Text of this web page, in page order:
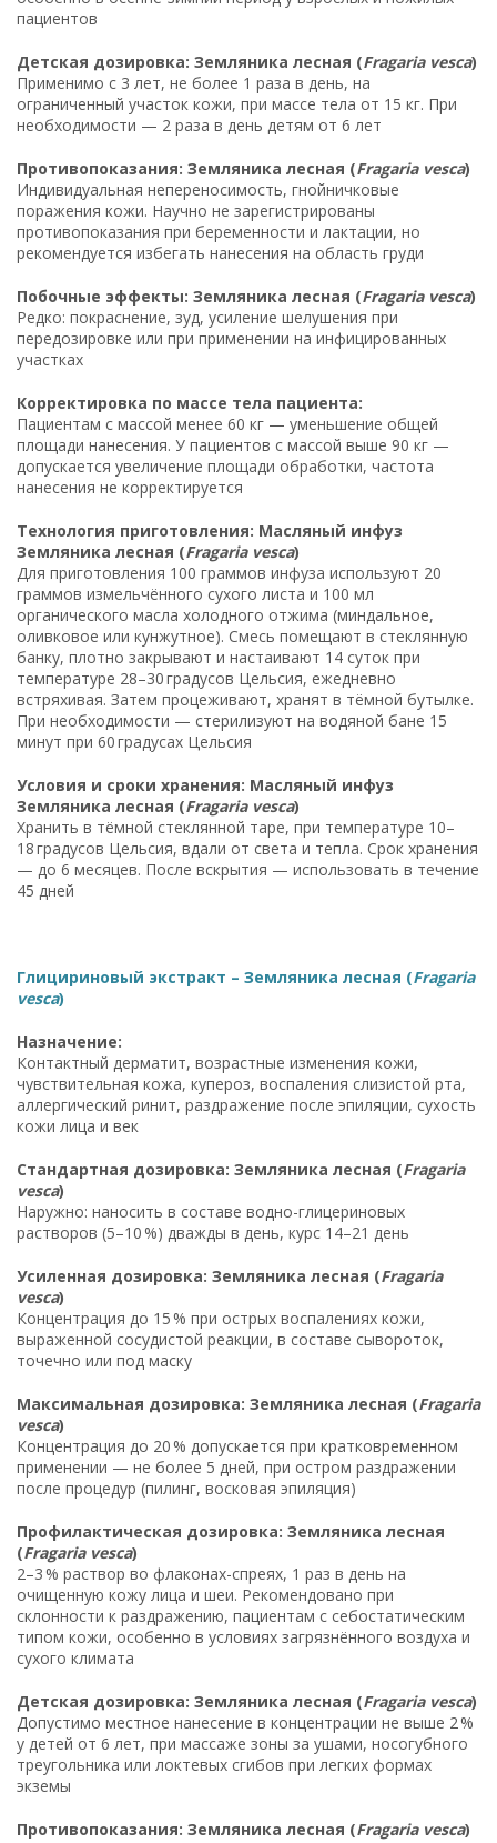
пациентов
Детская дозировка: Земляника лесная (Fragaria vesca)
Применимо с 3 лет, не более 1 раза в день, на
ограниченный участок кожи, при массе тела от 15 кг. При
необходимости — 2 раза в день детям от 6 лет
Противопоказания: Земляника лесная (Fragaria vesca)
Индивидуальная непереносимость, гнойничковые
поражения кожи. Научно не зарегистрированы
противопоказания при беременности и лактации, но
рекомендуется избегать нанесения на область груди
Побочные эффекты: Земляника лесная (Fragaria vesca)
Редко: покраснение, зуд, усиление шелушения при
передозировке или при применении на инфицированных
участках
Корректировка по массе тела пациента:
Пациентам с массой менее 60 кг — уменьшение общей
площади нанесения. У пациентов с массой выше 90 кг —
допускается увеличение площади обработки, частота
нанесения не корректируется
Технология приготовления: Масляный инфуз
Земляника лесная (Fragaria vesca)
Для приготовления 100 граммов инфуза используют 20
граммов измельчённого сухого листа и 100 мл
органического масла холодного отжима (миндальное,
оливковое или кунжутное). Смесь помещают в стеклянную
банку, плотно закрывают и настаивают 14 суток при
температуре 28–30 градусов Цельсия, ежедневно
встряхивая. Затем процеживают, хранят в тёмной бутылке.
При необходимости — стерилизуют на водяной бане 15
минут при 60 градусах Цельсия
Условия и сроки хранения: Масляный инфуз
Земляника лесная (Fragaria vesca)
Хранить в тёмной стеклянной таре, при температуре 10–
18 градусов Цельсия, вдали от света и тепла. Срок хранения
— до 6 месяцев. После вскрытия — использовать в течение
45 дней
Глицириновый экстракт – Земляника лесная (Fragaria
vesca)
Назначение:
Контактный дерматит, возрастные изменения кожи,
чувствительная кожа, купероз, воспаления слизистой рта,
аллергический ринит, раздражение после эпиляции, сухость
кожи лица и век
Стандартная дозировка: Земляника лесная (Fragaria
vesca)
Наружно: наносить в составе водно-глицериновых
растворов (5–10 %) дважды в день, курс 14–21 день
Усиленная дозировка: Земляника лесная (Fragaria
vesca)
Концентрация до 15 % при острых воспалениях кожи,
выраженной сосудистой реакции, в составе сывороток,
точечно или под маску
Максимальная дозировка: Земляника лесная (Fragaria
vesca)
Концентрация до 20 % допускается при кратковременном
применении — не более 5 дней, при остром раздражении
после процедур (пилинг, восковая эпиляция)
Профилактическая дозировка: Земляника лесная
(Fragaria vesca)
2–3 % раствор во флаконах-спреях, 1 раз в день на
очищенную кожу лица и шеи. Рекомендовано при
склонности к раздражению, пациентам с себостатическим
типом кожи, особенно в условиях загрязнённого воздуха и
сухого климата
Детская дозировка: Земляника лесная (Fragaria vesca)
Допустимо местное нанесение в концентрации не выше 2 %
у детей от 6 лет, при массаже зоны за ушами, носогубного
треугольника или локтевых сгибов при легких формах
экземы
Противопоказания: Земляника лесная (Fragaria vesca)